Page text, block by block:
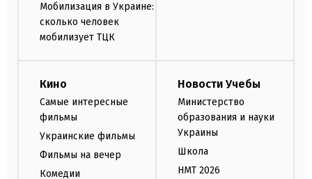
Мобилизация в Украине:
сколько человек
мобилизует ТЦК
Кино
Самые интересные
фильмы
Украинские фильмы
Фильмы на вечер
Комедии
Новости Учебы
Министерство
образования и науки
Украины
Школа
НМТ 2026